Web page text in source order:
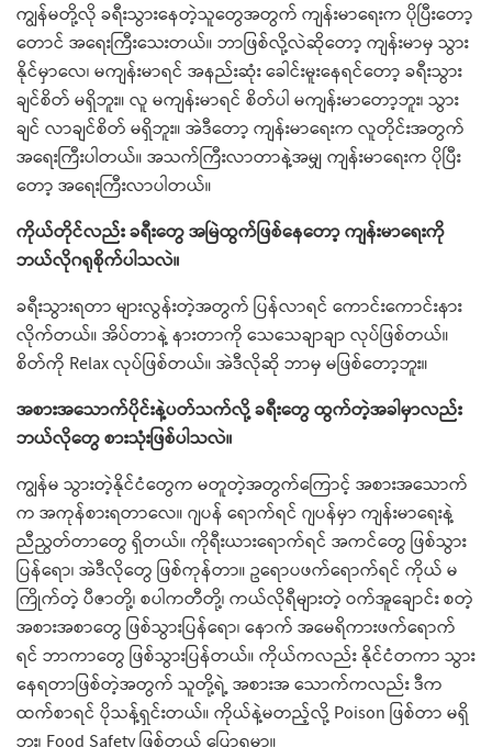
ကျွန်မတို့လို ခရီးသွားနေတဲ့သူတွေအတွက် ကျန်းမာရေးက ပိုပြီးတော့
တောင် အရေးကြီးသေးတယ်။ ဘာဖြစ်လို့လဲဆိုတော့ ကျန်းမာမှ သွား
နိုင်မှာလေ၊ မကျန်းမာရင် အနည်းဆုံး ခေါင်းမူးနေရင်တော့ ခရီးသွား
ချင်စိတ် မရှိဘူး။ လူ မကျန်းမာရင် စိတ်ပါ မကျန်းမာတော့ဘူး၊ သွား
ချင် လာချင်စိတ် မရှိဘူး။ အဲဒီတော့ ကျန်းမာရေးက လူတိုင်းအတွက်
အရေးကြီးပါတယ်။ အသက်ကြီးလာတာနဲ့အမျှ ကျန်းမာရေးက ပိုပြီး
တော့ အရေးကြီးလာပါတယ်။
ကိုယ်တိုင်လည်း ခရီးတွေ အမြဲထွက်ဖြစ်နေတော့ ကျန်းမာရေးကို
ဘယ်လိုဂရုစိုက်ပါသလဲ။
ခရီးသွားရတာ များလွန်းတဲ့အတွက် ပြန်လာရင် ကောင်းကောင်းနား
လိုက်တယ်။ အိပ်တာနဲ့ နားတာကို သေသေချာချာ လုပ်ဖြစ်တယ်။
စိတ်ကို Relax လုပ်ဖြစ်တယ်။ အဲဒီလိုဆို ဘာမှ မဖြစ်တော့ဘူး။
အစားအသောက်ပိုင်းနဲ့ပတ်သက်လို့ ခရီးတွေ ထွက်တဲ့အခါမှာလည်း
ဘယ်လိုတွေ စားသုံးဖြစ်ပါသလဲ။
ကျွန်မ သွားတဲ့နိုင်ငံတွေက မတူတဲ့အတွက်ကြောင့် အစားအသောက်
က အကုန်စားရတာလေ။ ဂျပန် ရောက်ရင် ဂျပန်မှာ ကျန်းမာရေးနဲ့
ညီညွတ်တာတွေ ရှိတယ်။ ကိုရီးယားရောက်ရင် အကင်တွေ ဖြစ်သွား
ပြန်ရော၊ အဲဒီလိုတွေ ဖြစ်ကုန်တာ။ ဥရောပဖက်ရောက်ရင် ကိုယ် မ
ကြိုက်တဲ့ ပီဇာတို့၊ စပါကတီတို့၊ ကယ်လိုရီများတဲ့ ဝက်အူချောင်း စတဲ့
အစားအစာတွေ ဖြစ်သွားပြန်ရော၊ နောက် အမေရိကားဖက်ရောက်
ရင် ဘာကာတွေ ဖြစ်သွားပြန်တယ်။ ကိုယ်ကလည်း နိုင်ငံတကာ သွား
နေရတာဖြစ်တဲ့အတွက် သူတို့ရဲ့ အစားအ သောက်ကလည်း ဒီက
ထက်စာရင် ပိုသန့်ရှင်းတယ်။ ကိုယ်နဲ့မတည့်လို့ Poison ဖြစ်တာ မရှိ